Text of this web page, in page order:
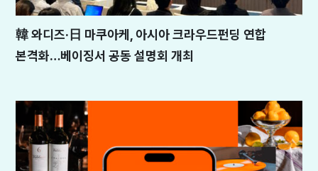
韓 와디즈·日 마쿠아케, 아시아 크라우드펀딩 연합
본격화…베이징서 공동 설명회 개최